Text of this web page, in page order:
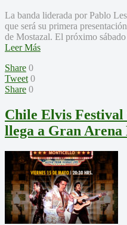
La banda liderada por Pablo
que será su primera
de Mostazal. El próximo
Leer Más
Share 0
Tweet 0
Share 0
Chile Elvis
llega a Gran